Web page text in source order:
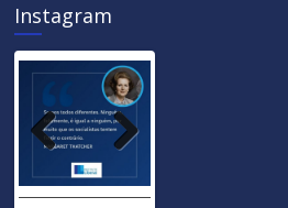
Instagram
ous